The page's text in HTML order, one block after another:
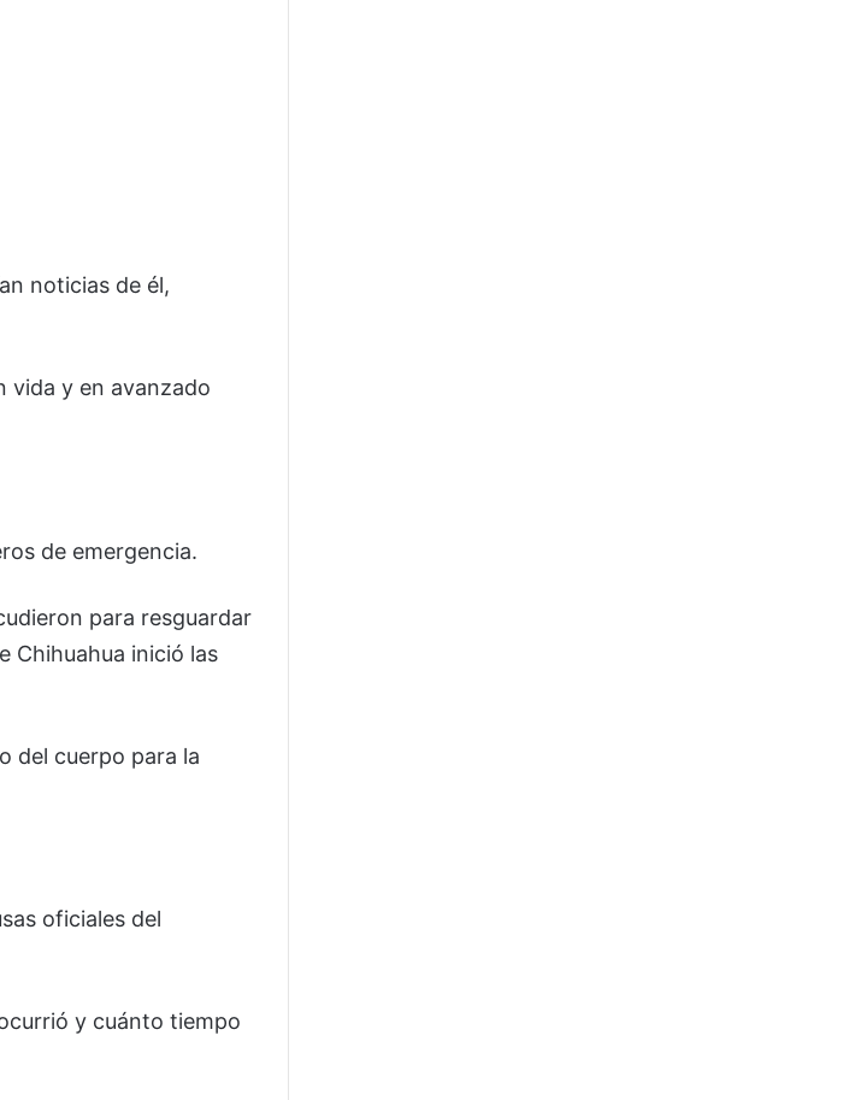
noticias de él,
vida y en avanzado
de emergencia.
para resguardar
Chihuahua inició las
del cuerpo para la
oficiales del
y cuánto tiempo